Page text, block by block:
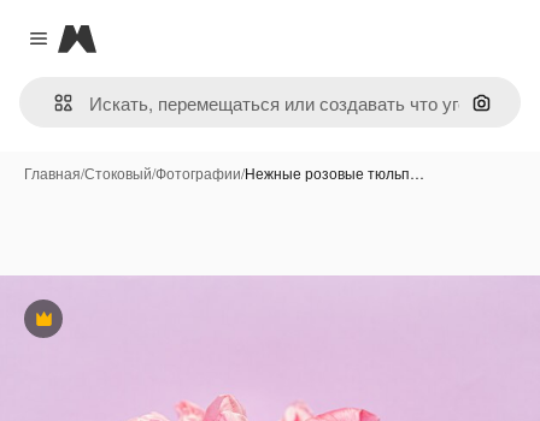
Close menu
Magnific
Поиск
Главная/Стоковый/Фотографии/Нежные розовые тюльп…
Премиум